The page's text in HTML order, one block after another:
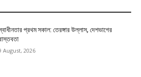
প্রথম সকাল: তেরঙ্গার উল্লাস, দেশভাগের
August, 2026